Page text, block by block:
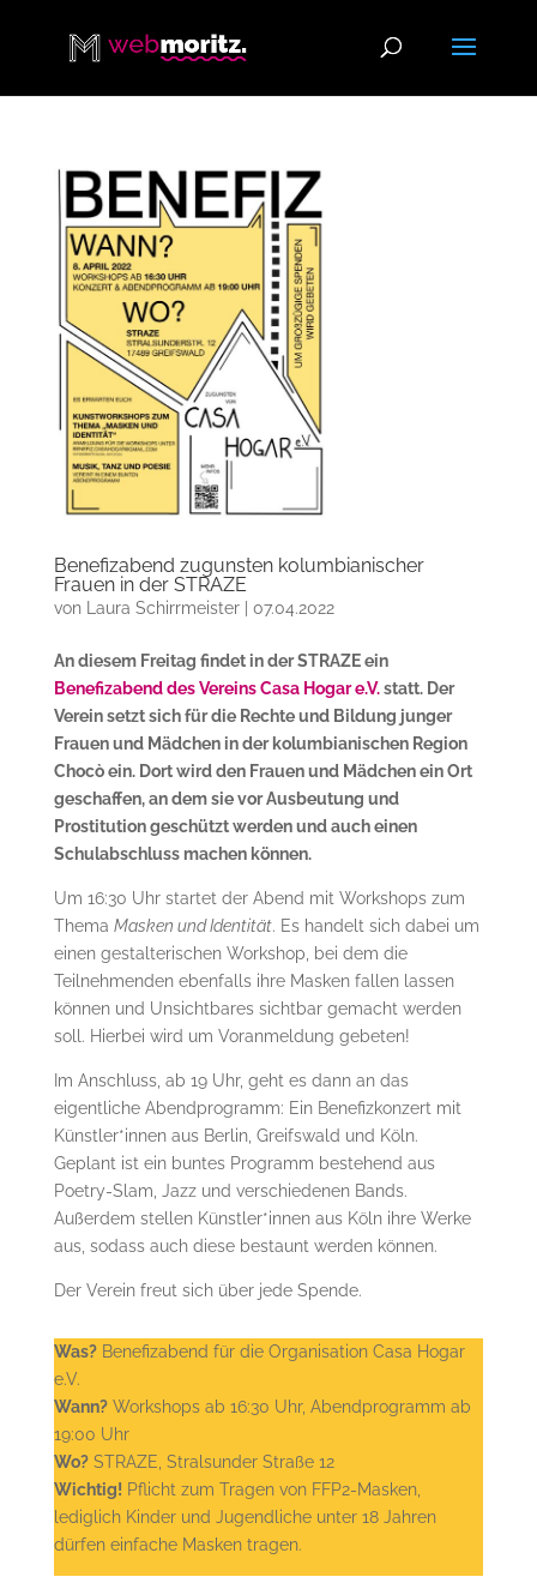
Benefizabend zugunsten kolumbianischer
Frauen in der STRAZE
von Laura Schirrmeister| 07.04.2022
An diesem Freitag findet in der STRAZE ein
Benefizabend des Vereins Casa Hogar e.V.statt. Der
Verein setzt sich für die Rechte und Bildung junger
Frauen und Mädchen in der kolumbianischen Region
Chocò ein. Dort wird den Frauen und Mädchen ein Ort
geschaffen, an dem sie vor Ausbeutung und
Prostitution geschützt werden und auch einen
Schulabschluss machen können.
Um 16:30 Uhr startet der Abend mit Workshops zum
Thema Masken und Identität. Es handelt sich dabei um
einen gestalterischen Workshop, bei dem die
Teilnehmenden ebenfalls ihre Masken fallen lassen
können und Unsichtbares sichtbar gemacht werden
soll. Hierbei wird um Voranmeldung gebeten!
Im Anschluss, ab 19 Uhr, geht es dann an das
eigentliche Abendprogramm: Ein Benefizkonzert mit
Künstler*innen aus Berlin, Greifswald und Köln.
Geplant ist ein buntes Programm bestehend aus
Poetry-Slam, Jazz und verschiedenen Bands.
Außerdem stellen Künstler*innen aus Köln ihre Werke
aus, sodass auch diese bestaunt werden können.
Der Verein freut sich über jede Spende.
Was?Benefizabend für die Organisation Casa Hogar
e.V.
Wann?Workshops ab 16:30 Uhr, Abendprogramm ab
19:00 Uhr
Wo?STRAZE, Stralsunder Straße 12
Wichtig! Pflicht zum Tragen von FFP2-Masken,
lediglich Kinder und Jugendliche unter 18 Jahren
dürfen einfache Masken tragen.